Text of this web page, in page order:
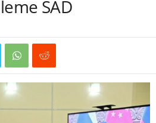
SAD